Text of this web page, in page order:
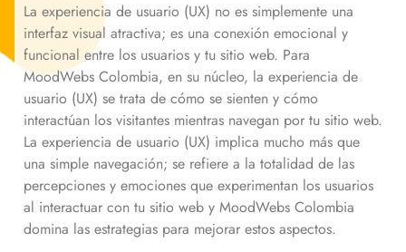
La experiencia de usuario (UX) no es simplemente una
interfaz visual atractiva; es una conexión emocional y
funcional entre los usuarios y tu sitio web. Para
MoodWebs Colombia, en su núcleo, la experiencia de
usuario (UX) se trata de cómo se sienten y cómo
interactúan los visitantes mientras navegan por tu sitio web.
La experiencia de usuario (UX) implica mucho más que
una simple navegación; se refiere a la totalidad de las
percepciones y emociones que experimentan los usuarios
al interactuar con tu sitio web y MoodWebs Colombia
domina las estrategias para mejorar estos aspectos.